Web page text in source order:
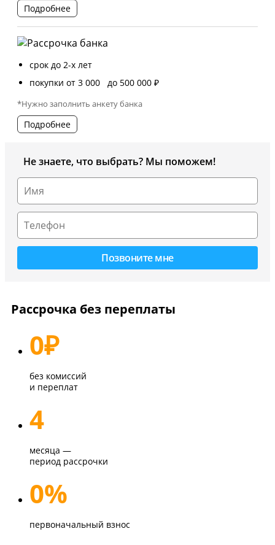
Подробнее
срок до 2-х лет
покупки от 3 000 до 500 000 ₽
*Нужно заполнить анкету банка
Подробнее
Не знаете, что выбрать? Мы поможем!
Рассрочка без переплаты
0₽
без комиссий
и переплат
4
месяца —
период рассрочки
0%
первоначальный взнос